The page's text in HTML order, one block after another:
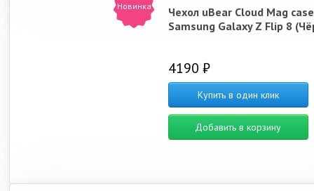
Новинка
Чехол uBear Cloud Mag
Samsung Galaxy Z Flip 8
4190 ₽
Купить в один клик
Добавить в корзину